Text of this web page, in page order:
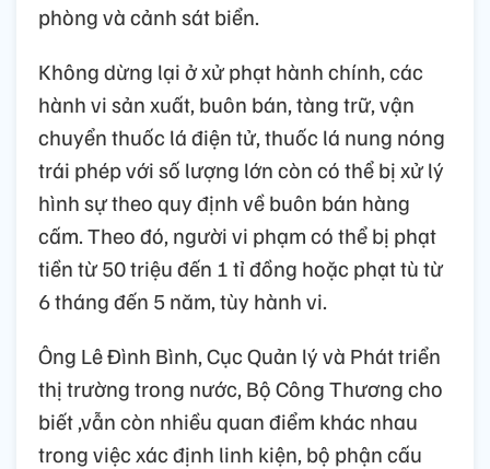
phòng và cảnh sát biển.
Không dừng lại ở xử phạt hành chính, các
hành vi sản xuất, buôn bán, tàng trữ, vận
chuyển thuốc lá điện tử, thuốc lá nung nóng
trái phép với số lượng lớn còn có thể bị xử lý
hình sự theo quy định về buôn bán hàng
cấm. Theo đó, người vi phạm có thể bị phạt
tiền từ 50 triệu đến 1 tỉ đồng hoặc phạt tù từ
6 tháng đến 5 năm, tùy hành vi.
Ông Lê Đình Bình, Cục Quản lý và Phát triển
thị trường trong nước, Bộ Công Thương cho
biết ,vẫn còn nhiều quan điểm khác nhau
trong việc xác định linh kiện, bộ phận cấu